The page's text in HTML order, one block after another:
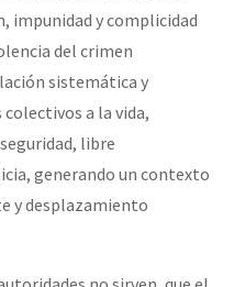
impunidad y complicidad
del crimen
sistemática y
a la vida,
libre
generando un contexto
y desplazamiento